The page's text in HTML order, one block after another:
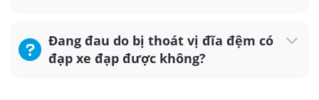
Đang đau do bị thoát vị đĩa đệm có
đạp xe đạp được không?